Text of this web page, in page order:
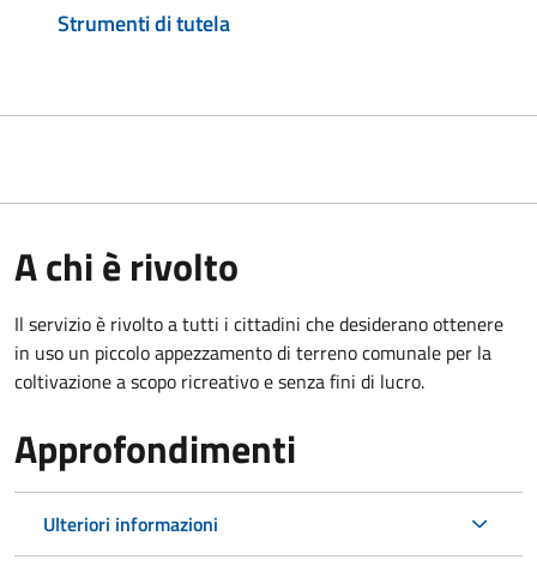
Strumenti di tutela
A chi è rivolto
Il servizio è rivolto a tutti i cittadini che desiderano ottenere
in uso un piccolo appezzamento di terreno comunale per la
coltivazione a scopo ricreativo e senza fini di lucro.
Approfondimenti
Ulteriori informazioni